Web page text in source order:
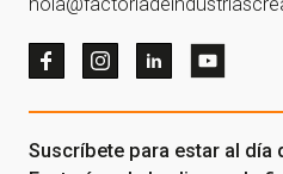
Suscríbete para estar al día